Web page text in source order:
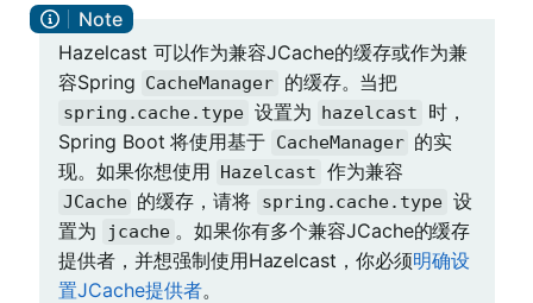
Hazelcast 可以作为兼容JCache的缓存或作为兼
容Spring CacheManager 的缓存。当把
spring.cache.type 设置为 hazelcast
时，
Spring Boot 将使用基于 CacheManager 的实
现。如果你想使用 Hazelcast 作为兼容
JCache 的缓存，请将 spring.cache.type 设
置为
jcache 。如果你有多个兼容JCache的缓存
提供者，并想强制使用Hazelcast，你必须明确设
置JCache提供者。